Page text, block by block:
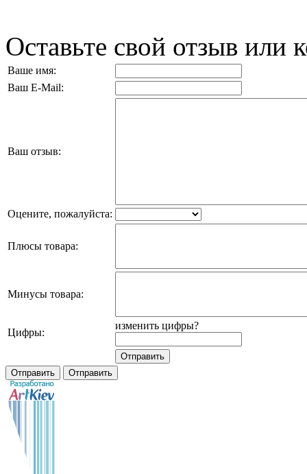
Оставьте свой отзыв или
Ваше имя:
Ваш E-Mail:
Ваш отзыв:
Оцените, пожалуйста:
Плюсы товара:
Минусы товара:
Цифры:
изменить цифры?